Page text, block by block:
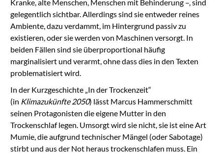
Kranke, alte Menschen, Menschen mit Behinderung –, sind
gelegentlich sichtbar. Allerdings sind sie entweder reines
Ambiente, dazu verdammt, im Hintergrund passiv zu
existieren, oder sie werden von Maschinen versorgt. In
beiden Fällen sind sie überproportional häufig
marginalisiert und verarmt, ohne dass dies in den Texten
problematisiert wird.
In der Kurzgeschichte „In der Trockenzeit“
(in Klimazukünfte 2050) lässt Marcus Hammerschmitt
seinen Protagonisten die eigene Mutter in den
Trockenschlaf legen. Umsorgt wird sie nicht, sie ist eine Art
Mumie, die aufgrund technischer Mängel (oder Sabotage)
stirbt und aus der Not heraus trockenschlafen muss. Ein